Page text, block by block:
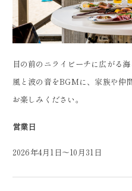
目の前のニライビーチに広がる
風と波の音をBGMに、家族や仲
お楽しみください。
営業日
2026年4月1日～10月31日